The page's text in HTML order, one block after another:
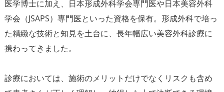
医学博士に加え、日本形成外科学会専門医や日本美容外科
学会（JSAPS）専門医といった資格を保有。形成外科で培っ
た精緻な技術と知見を土台に、長年幅広い美容外科診療に
携わってきました。
診療においては、施術のメリットだけでなくリスクも含め